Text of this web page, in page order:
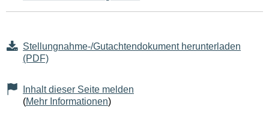
Stellungnahme-/Gutachtendokument herunterladen
(PDF)
Inhalt dieser Seite melden
(Mehr Informationen)